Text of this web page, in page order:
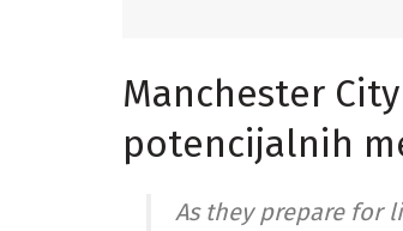
Manchester
potencijalnih
As they prepare for